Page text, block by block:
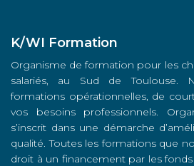
K/WI Formation
Organisme de formation pour les
salariés, au Sud de Toulouse.
formations opérationnelles, de
vos besoins professionnels.
s’inscrit dans une démarche
qualité. Toutes les formations que
droit à un financement par les